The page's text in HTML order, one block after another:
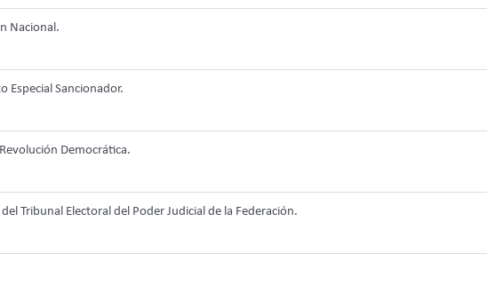
Nacional.
Especial Sancionador.
Democrática.
Tribunal Electoral del Poder Judicial de la Federación.